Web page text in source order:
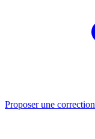
Proposer une correction